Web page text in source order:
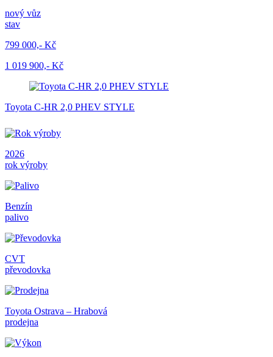
nový vůz
stav
799 000,- Kč
1 019 900,- Kč
Toyota C-HR 2,0 PHEV STYLE
2026
rok výroby
Benzín
palivo
CVT
převodovka
Toyota Ostrava – Hrabová
prodejna